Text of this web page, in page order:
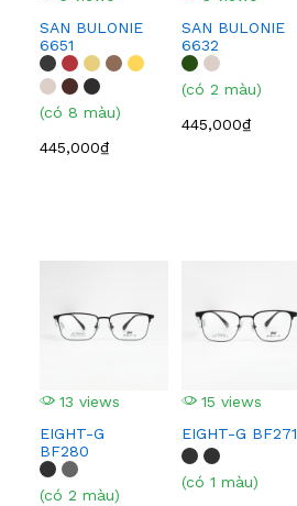
SAN BULONIE
6651
(có 8 màu)
445,000₫
SAN BULONIE
6632
(có 2 màu)
445,000₫
13 views
EIGHT-G
BF280
(có 2 màu)
15 views
EIGHT-G BF271
(có 1 màu)